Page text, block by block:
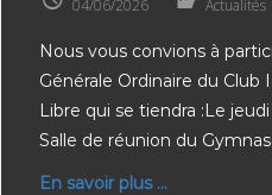
04/06/2026 Actualités
Nous vous convions à
Générale Ordinaire du Club
Libre qui se tiendra :Le
Salle de réunion du
En savoir plus ...